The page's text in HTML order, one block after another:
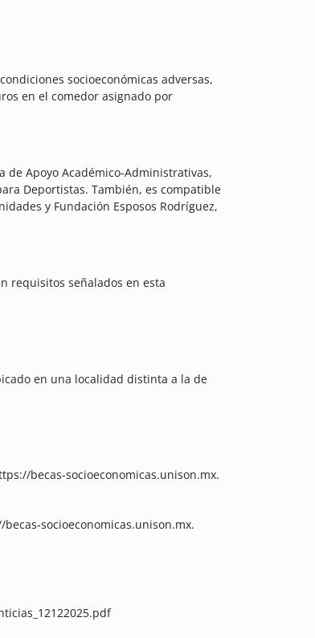
socioeconómicas adversas,
en el comedor asignado por
de Apoyo Académico-Administrativas,
Deportistas. También, es compatible
y Fundación Esposos Rodríguez,
requisitos señalados en esta
en una localidad distinta a la de
becas-socioeconomicas.unison.mx.
socioeconomicas.unison.mx.